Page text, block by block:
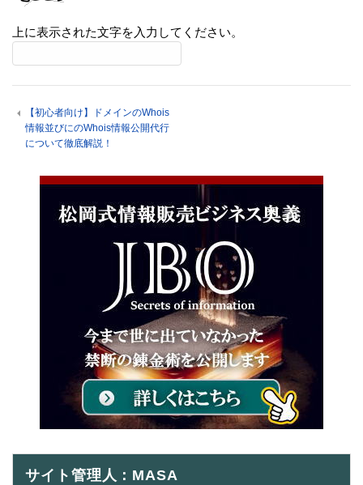
上に表示された文字を入力してください。
【初心者向け】ドメインのWhois
情報並びにのWhois情報公開代行
について徹底解説！
サイト管理人：MASA